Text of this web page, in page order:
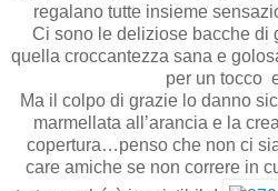
regalano tutte insieme
Ci sono le deliziose bacche di
quella croccantezza sana e
per un tocco
Ma il colpo di grazie lo danno
marmellata all’arancia e la
copertura…penso che non ci
care amiche se non correre in